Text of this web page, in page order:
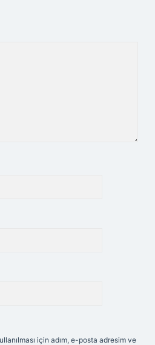
için adım, e-posta adresim ve